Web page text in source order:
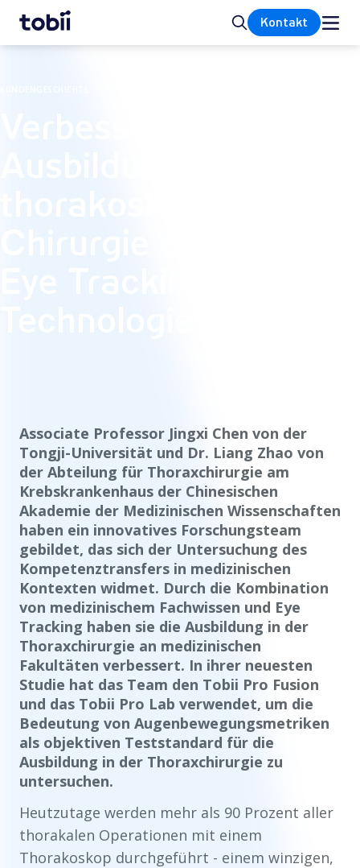
Startseite SucheKontakt
Associate Professor Jingxi Chen von der
Tongji-Universität und Dr. Liang Zhao von
der Abteilung für Thoraxchirurgie am
Krebskrankenhaus der Chinesischen
Akademie der Medizinischen Wissenschaften
haben ein innovatives Forschungsteam
gebildet, das sich der Untersuchung des
Kompetenztransfers in medizinischen
Kontexten widmet. Durch die Kombination
von medizinischem Fachwissen und Eye
Tracking haben sie die Ausbildung in der
Thoraxchirurgie an medizinischen
Fakultäten verbessert. In ihrer neuesten
Studie hat das Team den Tobii Pro Fusion
und das Tobii Pro Lab verwendet, um die
Bedeutung von Augenbewegungsmetriken
als objektiven Teststandard für die
Ausbildung in der Thoraxchirurgie zu
untersuchen.
Heutzutage werden mehr als 90 Prozent aller
thorakalen Operationen mit einem
Thorakoskop durchgeführt - einem winzigen,